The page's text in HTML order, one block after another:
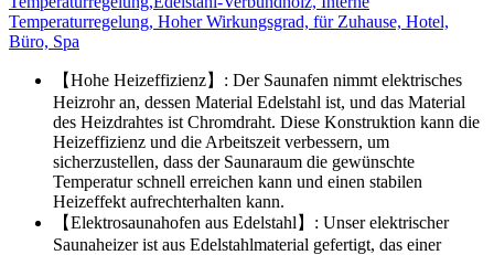
Temperaturregelung, Hoher Wirkungsgrad, für Zuhause, Hotel,
Büro, Spa
【Hohe Heizeffizienz】: Der Saunafen nimmt elektrisches
Heizrohr an, dessen Material Edelstahl ist, und das Material
des Heizdrahtes ist Chromdraht. Diese Konstruktion kann die
Heizeffizienz und die Arbeitszeit verbessern, um
sicherzustellen, dass der Saunaraum die gewünschte
Temperatur schnell erreichen kann und einen stabilen
Heizeffekt aufrechterhalten kann.
【Elektrosaunahofen aus Edelstahl】: Unser elektrischer
Saunaheizer ist aus Edelstahlmaterial gefertigt, das einer